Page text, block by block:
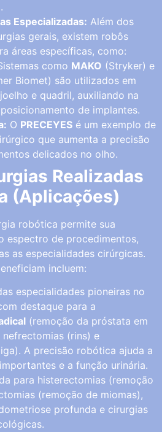
Especializadas: Além dos
gerais, existem robôs
áreas específicas, como:
como MAKO (Stryker) e
Biomet) são utilizados em
e quadril, auxiliando na
de implantes.
O PRECEYES é um exemplo de
que aumenta a precisão
delicados no olho.
Realizadas
(Aplicações)
robótica permite sua
espectro de procedimentos,
as especialidades cirúrgicas.
incluem:
especialidades pioneiras no
destaque para a
(remoção da próstata em
(rins) e
A precisão robótica ajuda a
e a função urinária.
para histerectomias (remoção
(remoção de miomas),
profunda e cirurgias